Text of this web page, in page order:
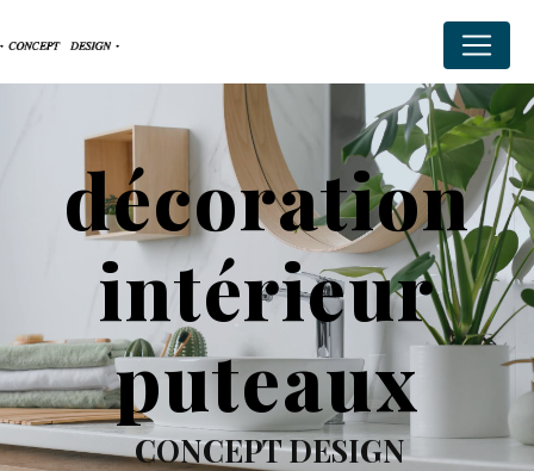
décoration
intérieur
puteaux
CONCEPT DESIGN